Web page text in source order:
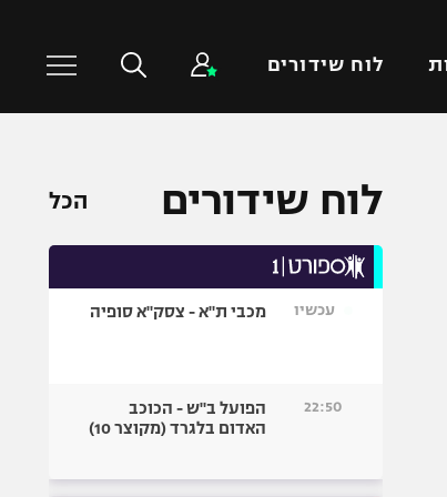
לוח שידורים
עולמי
כדורעף
ספורט אולימפי
לוח שידורים הכל
עכשיו מכבי ת"א - צסק"א סופיה
22:50
הפועל ב"ש - הכוכב
האדום בלגרד (מקוצר 10)